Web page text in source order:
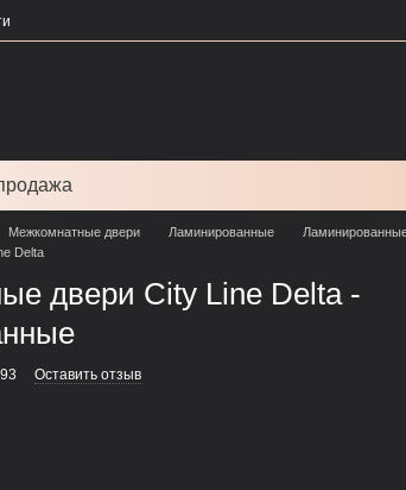
Межкомнатные двери Ламинированные
Delta
двери City Line Delta -
Оставить отзыв